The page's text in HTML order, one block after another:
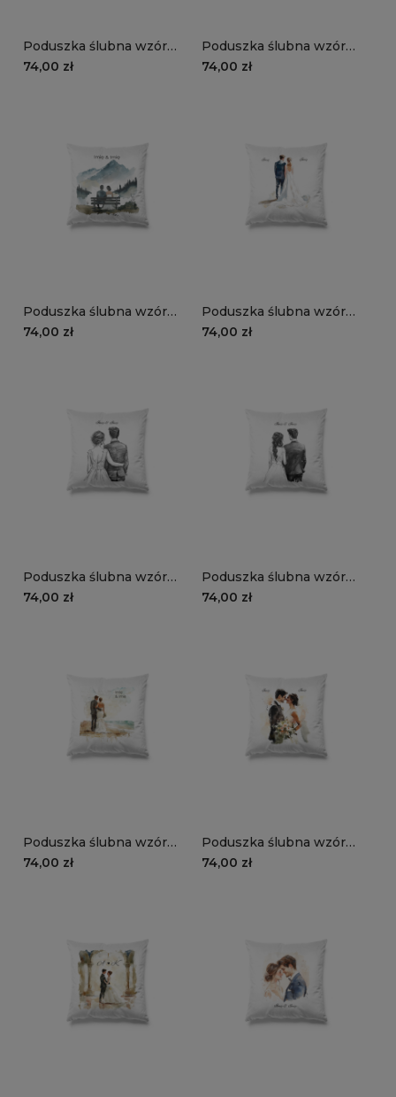
Poduszka ślubna wzór
LS24 | rustykalna para
74,00 zł
Poduszka ślubna wzór
LS23 | para młoda na
74,00 zł
Poduszka ślubna wzór
LS22 | para młoda w
74,00 zł
Poduszka ślubna wzór
LS21 | sesja ślubna
74,00 zł
Poduszka ślubna wzór
LS20 | młoda para szkic
74,00 zł
Poduszka ślubna wzór
LS19 | nowożeńcy szkic
74,00 zł
Poduszka ślubna wzór
LS18 | młoda para na plaży
74,00 zł
Poduszka ślubna wzór
LS17 | przysięga
74,00 zł